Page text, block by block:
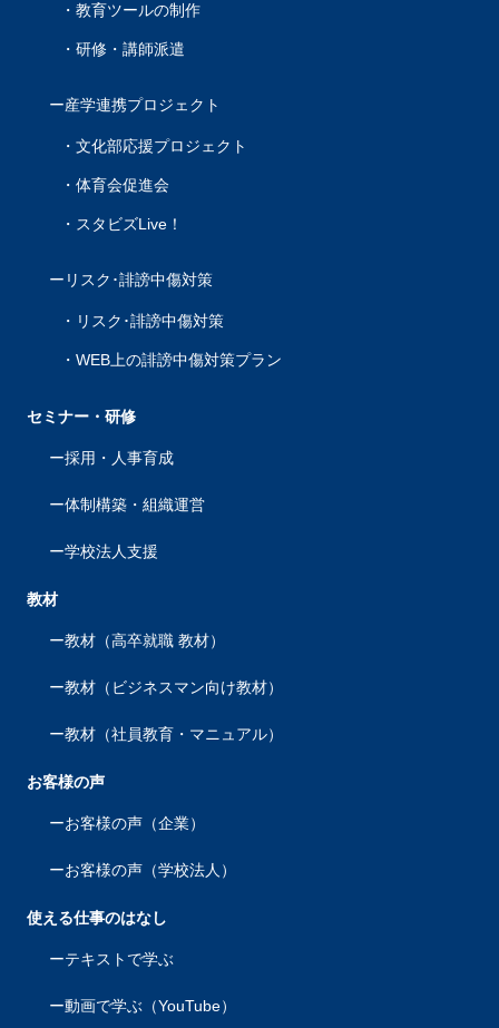
教育ツールの制作
研修・講師派遣
産学連携プロジェクト
文化部応援プロジェクト
体育会促進会
スタビズLive！
リスク･誹謗中傷対策
リスク･誹謗中傷対策
WEB上の誹謗中傷対策プラン
セミナー・研修
採用・人事育成
体制構築・組織運営
学校法人支援
教材
教材（高卒就職 教材）
教材（ビジネスマン向け教材）
教材（社員教育・マニュアル）
お客様の声
お客様の声（企業）
お客様の声（学校法人）
使える仕事のはなし
テキストで学ぶ
動画で学ぶ（YouTube）